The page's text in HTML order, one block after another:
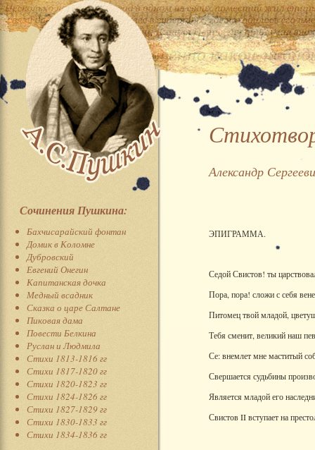
Сочинения Пушкина:
Бахчисарайский фонтан
Домик в Коломне
Дубровский
Евгений Онегин
Капитанская дочка
Медный всадник
Сказка о царе Салтане
Пиковая дама
Повести Белкина
Руслан и Людмила
Стихи 1813-1816 гг
Стихи 1817-1820 гг
Стихи 1820-1823 гг
Стихи 1824-1826 гг
Стихи 1827-1829 гг
Стихи 1830-1833 гг
Стихи 1834-1836 гг
Александр
ЭПИГРАММА.
Седой Свистов! ты
Пора, пора! сложи с себя
Питомец твой младой,
Тебя сменит, великий наш
Се: внемлет мне маститый
Свершается судьбины
Является младой его
Свистов II вступает на